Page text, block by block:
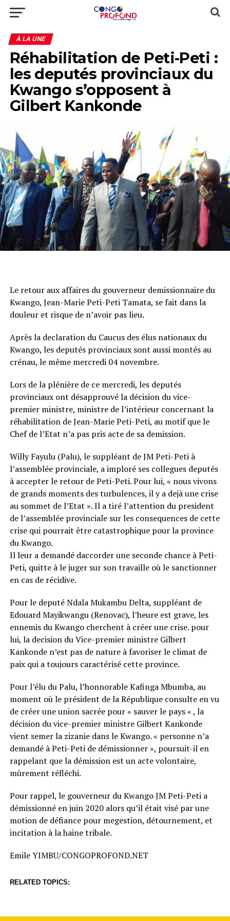
À LA UNE
Réhabilitation de Peti-Peti :
les deputés provinciaux du
Kwango s’opposent à
Gilbert Kankonde
Le retour aux affaires du gouverneur demissionnaire du
Kwango, Jean-Marie Peti-Peti Tamata, se fait dans la
douleur et risque de n’avoir pas lieu.
Après la declaration du Caucus des élus nationaux du
Kwango, les deputés provinciaux sont aussi montés au
crénau, le même mercredi 04 novembre.
Lors de la plénière de ce mercredi, les deputés
provinciaux ont désapprouvé la décision du vice-
premier ministre, ministre de l’intérieur concernant la
réhabilitation de Jean-Marie Peti-Peti, au motif que le
Chef de l’Etat n’a pas pris acte de sa demission.
Willy Fayulu (Palu), le suppléant de JM Peti-Peti à
l’assemblée provinciale, a imploré ses collegues deputés
à accepter le retour de Peti-Peti. Pour lui, « nous vivons
de grands moments des turbulences, il y a dejà une crise
au sommet de l’Etat ». Il a tiré l’attention du president
de l’assemblée provinciale sur les consequences de cette
crise qui pourrait être catastrophique pour la province
du Kwango.
Il leur a demandé daccorder une seconde chance à Peti-
Peti, quitte à le juger sur son travaille où le sanctionner
en cas de récidive.
Pour le deputé Ndala Mukambu Delta, suppléant de
Edouard Mayikwangu (Renovac), l’heure est grave, les
ennemis du Kwango cherchent à créer une crise. pour
lui, la decision du Vice-premier ministre Gilbert
Kankonde n’est pas de nature à favoriser le climat de
paix qui a toujours caractérisé cette province.
Pour l’élu du Palu, l’honnorable Kafinga Mbumba, au
moment où le président de la République consulte en vu
de créer une union sacrée pour « sauver le pays « , la
décision du vice-premier ministre Gilbert Kankonde
vient semer la zizanie dans le Kwango. « personne n’a
demandé à Peti-Peti de démissionner », poursuit-il en
rappelant que la démission est un acte volontaire,
mûrement réfléchi.
Pour rappel, le gouverneur du Kwango JM Peti-Peti a
démissionné en juin 2020 alors qu’il était visé par une
motion de défiance pour megestion, détournement, et
incitation à la haine tribale.
Emile YIMBU/CONGOPROFOND.NET
RELATED TOPICS: